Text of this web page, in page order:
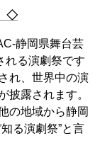
◇
静岡県舞台芸
れる演劇祭です
れ、世界中の演
披露されます。
の地域から静岡
る演劇祭”と言